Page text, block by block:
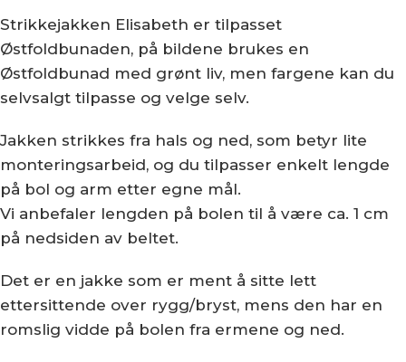
Strikkejakken Elisabeth er tilpasset
Østfoldbunaden, på bildene brukes en
Østfoldbunad med grønt liv, men fargene kan du
selvsalgt tilpasse og velge selv.
Jakken strikkes fra hals og ned, som betyr lite
monteringsarbeid, og du tilpasser enkelt lengde
på bol og arm etter egne mål.
Vi anbefaler lengden på bolen til å være ca. 1 cm
på nedsiden av beltet.
Det er en jakke som er ment å sitte lett
ettersittende over rygg/bryst, mens den har en
romslig vidde på bolen fra ermene og ned.